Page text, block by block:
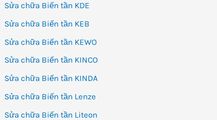
Sửa chữa Biến tần KDE
Sửa chữa Biến tần KEB
Sửa chữa Biến tần KEWO
Sửa chữa Biến tần KINCO
Sửa chữa Biến tần KINDA
Sửa chữa Biến tần Lenze
Sửa chữa Biến tần Liteon